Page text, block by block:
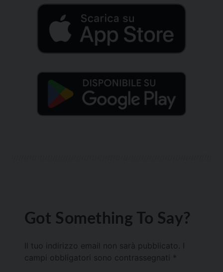
Got Something To Say?
Il tuo indirizzo email non sarà pubblicato.
campi obbligatori sono contrassegnati *